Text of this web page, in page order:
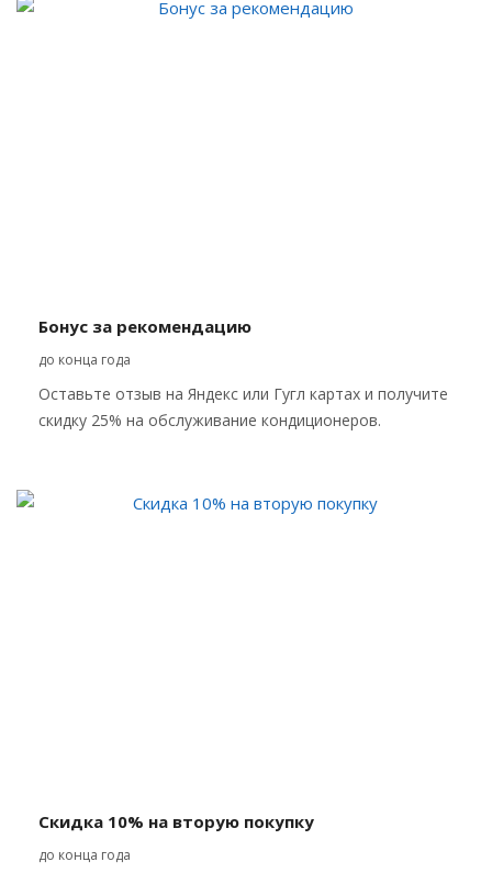
Бонус за рекомендацию
до конца года
Оставьте отзыв на Яндекс или Гугл картах и получите
скидку 25% на обслуживание кондиционеров.
Скидка 10% на вторую покупку
до конца года